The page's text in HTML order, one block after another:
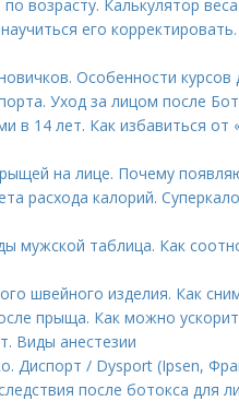
возрасту. Калькулятор веса
его
Особенности курсов
Уход за лицом после
в 14 лет. Как избавиться
на лице. Почему
расхода калорий.
мужской таблица. Как
швейного изделия. Как
прыща. Как можно
Виды анестезии
Диспорт / Dysport (Ipsen,
после ботокса для